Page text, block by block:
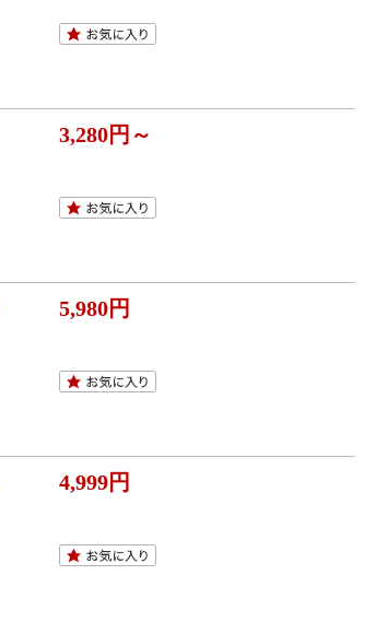
3,280円～
5,980円
4,999円